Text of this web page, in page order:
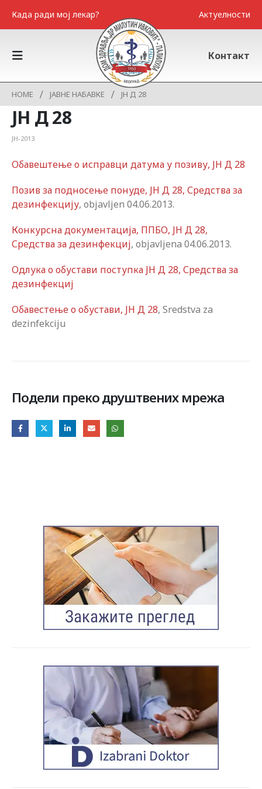
Када ради мој лекар? Актуелности
Контакт
HOME ЈАВНЕ НАБАВКЕ ЈН Д 28
ЈН Д 28
ЈН-2013
Обавештење о исправци датума у позиву, ЈН Д 28
Позив за подносење понуде, ЈН Д 28, Средства за
дезинфекцију, objavljen 04.06.2013.
Конкурсна документација, ППБО, ЈН Д 28,
Средства за дезинфекциј, objavljena 04.06.2013.
Одлука о обустави поступка ЈН Д 28, Средства за
дезинфекциј
Обавестење о обустави, ЈН Д 28, Sredstva za
dezinfekciju
Подели преко друштвених мрежа